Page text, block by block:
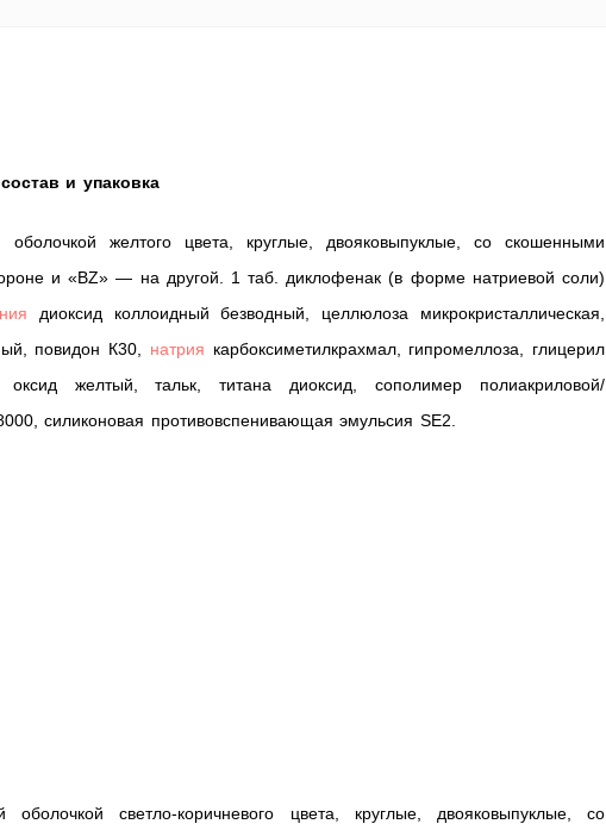
и упаковка
оболочкой желтого цвета, круглые, двояковыпуклые, со скошенными
и «BZ» — на другой. 1 таб. диклофенак (в форме натриевой соли)
диоксид коллоидный безводный, целлюлоза микрокристаллическая,
повидон К30, натрия карбоксиметилкрахмал, гипромеллоза, глицерил
оксид желтый, тальк, титана диоксид, сополимер полиакриловой/
силиконовая противовспенивающая эмульсия SE2.
оболочкой светло-коричневого цвета, круглые, двояковыпуклые, со